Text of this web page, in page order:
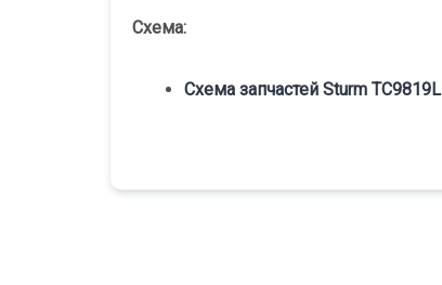
Схема:
Схема запчастей Sturm TC9819L